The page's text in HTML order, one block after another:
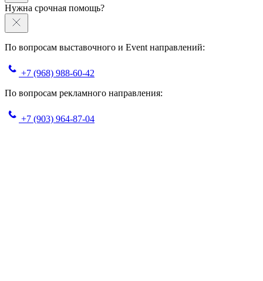
Нужна срочная помощь?
По вопросам выставочного и Event направлений:
+7 (968) 988-60-42
По вопросам рекламного направления:
+7 (903) 964-87-04